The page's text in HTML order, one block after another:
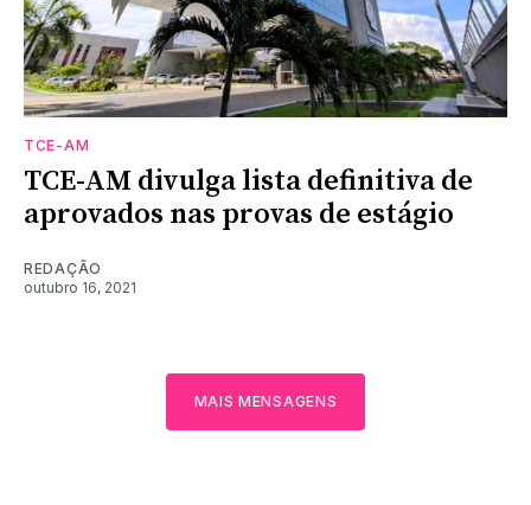
TCE-AM
TCE-AM divulga lista definitiva de
aprovados nas provas de estágio
REDAÇÃO
outubro 16, 2021
MAIS MENSAGENS